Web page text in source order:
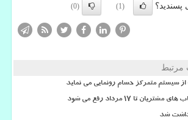
(1)
(0)
مرتبط
سیستم متمرکز حسام رونمایی می نماید
تا 17 مرداد رفع می شود
شد